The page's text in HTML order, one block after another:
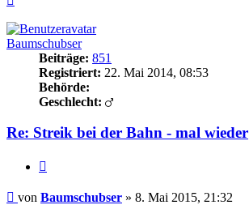
Baumschubser
Beiträge: 851
Registriert: 22. Mai 2014, 08:53
Behörde:
Geschlecht:
Re: Streik bei der Bahn - mal wieder
Beitrag
von Baumschubser » 8. Mai 2015, 21:32